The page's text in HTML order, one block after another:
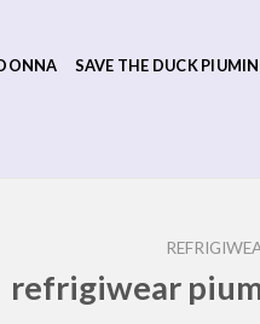
SAVE THE DUCK
refrigiwear